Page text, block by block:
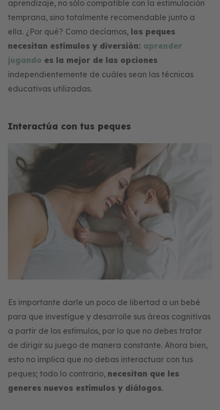
aprendizaje, no sólo compatible con la estimulación
temprana, sino totalmente recomendable junto a
ella. ¿Por qué? Como decíamos, los peques
necesitan estímulos y diversión: aprender
jugando es la mejor de las opciones
independientemente de cuáles sean las técnicas
educativas utilizadas.
Interactúa con tus peques
Es importante darle un poco de libertad a un bebé
para que investigue y desarrolle sus áreas cognitivas
a partir de los estímulos, por lo que no debes tratar
de dirigir su juego de manera constante. Ahora bien,
esto no implica que no debas interactuar con tus
peques; todo lo contrario, necesitan que les
generes nuevos estímulos y diálogos.